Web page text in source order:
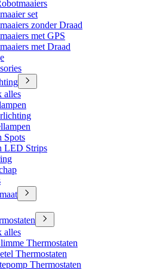
set
zonder Draad
met GPS
met Draad
alles
Spots
LED Strips
alles
Thermostaten
Thermostaten
Thermostaten